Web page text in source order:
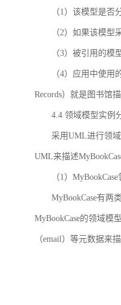
（1）该模型是
（2）如果该模
（3）被引用的模
（4）应用中使用
Records）就是图书馆
4.4 领域模型实例
采用UML进行领
UML来描述
（1）
MyBookCase有两
MyBookCase的领域模
（email）等元数据来